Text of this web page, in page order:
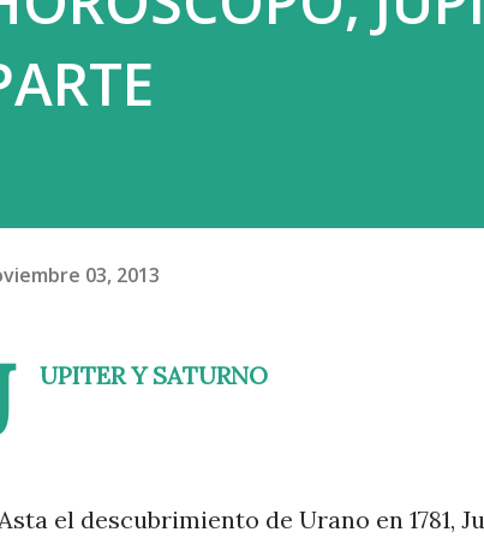
del capital productivo, no levanta
domina. Y el c...
03, 2013
UPITER Y SATURNO
el descubrimiento de Urano en 1781,